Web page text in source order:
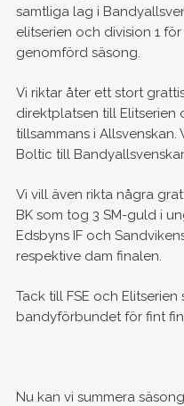
samtliga lag i
elitserien och division 1
genomförd säsong.
Vi riktar åter ett stort
direktplatsen till Elitserien
tillsammans i Allsvenskan.
Boltic till
Vi vill även rikta några
BK som tog 3 SM-guld i
Edsbyns IF och
respektive dam finalen.
Tack till FSE och Elitserien
bandyförbundet för fint
Nu kan vi summera